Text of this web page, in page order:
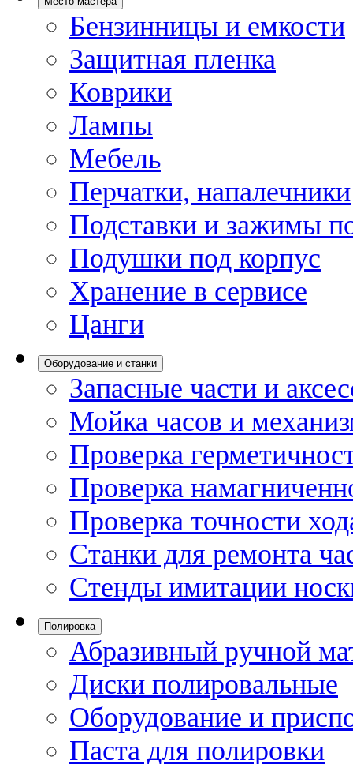
Бензинницы и емкости
Защитная пленка
Коврики
Лампы
Мебель
Перчатки, напалечники
Подставки и зажимы
Подушки под корпус
Хранение в сервисе
Цанги
Оборудование и станки
Запасные части и
Мойка часов и
Проверка
Проверка
Проверка точности
Станки для ремонта
Стенды имитации
Полировка
Абразивный ручной
Диски полировальные
Оборудование и
Паста для полировки